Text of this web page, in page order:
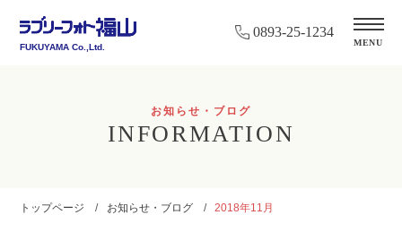
FUKUYAMA Co.,Ltd.
0893-25-1234
MENU
お知らせ・ブログ
INFORMATION
トップページ お知らせ・ブログ 2018年11月